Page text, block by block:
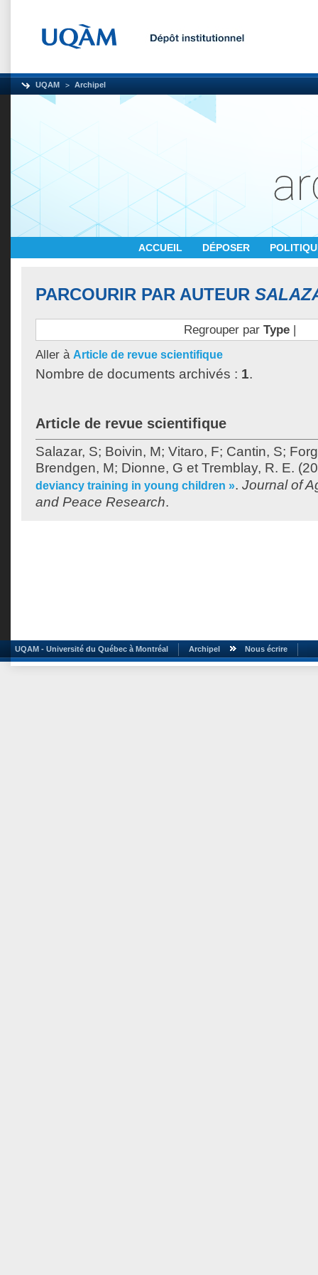
UQAM Archipel
ACCUEIL DÉPOSER
PARCOURIR PAR AUTEUR
Regrouper par Type|
Aller à Article de revue scientifique
Nombre de documents archivés : 1.
Article de revue scientifique
Salazar, S; Boivin, M; Vitaro, F; Cantin, S;
Brendgen, M; Dionne, G et Tremblay, R. E.
deviancy training in young children ». Journal of
and Peace Research.
UQAM - Université du Québec à Montréal Archipel Nous écrire